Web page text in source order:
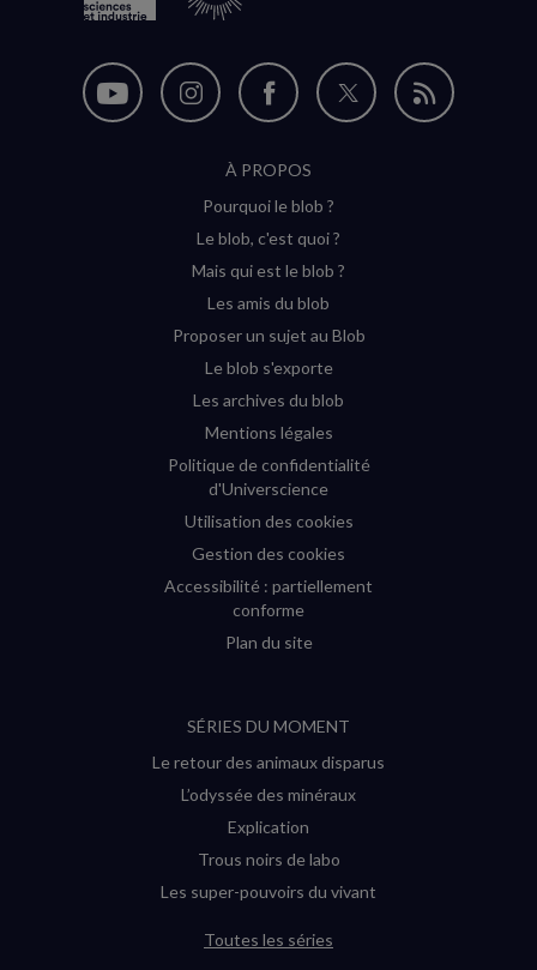
Nous
Nous
Instagram
(nouvelle
Nous
sur
Facebook
(nouvelle
Nous
Flux
À PROPOS
Pourquoi le blob ?
Le blob, c'est quoi ?
Mais qui est le blob ?
Les amis du blob
Proposer un sujet au Blob
Le blob s'exporte
Les archives du blob
Mentions légales
Politique de confidentialité
d'Universcience
Utilisation des cookies
Gestion des cookies
Accessibilité : partiellement
conforme
Plan du site
SÉRIES DU MOMENT
Le retour des animaux disparus
L’odyssée des minéraux
Explication
Trous noirs de labo
Les super-pouvoirs du vivant
Toutes les séries